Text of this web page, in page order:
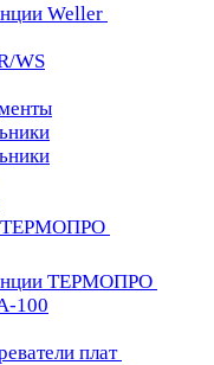
Weller
WS
ТЕРМОПРО
ТЕРМОПРО
100
плат